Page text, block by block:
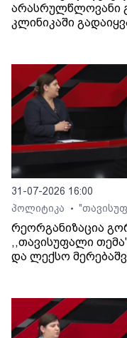
არასრულწლოვანი
კლინიკაში
31-07-2026 16:00
პოლიტიკა
•
რეორგანიზაცია
,,თავისუფალი
და ლექსო